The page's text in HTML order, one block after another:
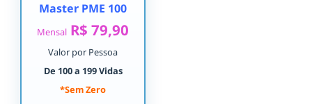
Master PME 100
Mensal R$ 79,90
Valor por Pessoa
De 100 a 199 Vidas
*Sem Zero